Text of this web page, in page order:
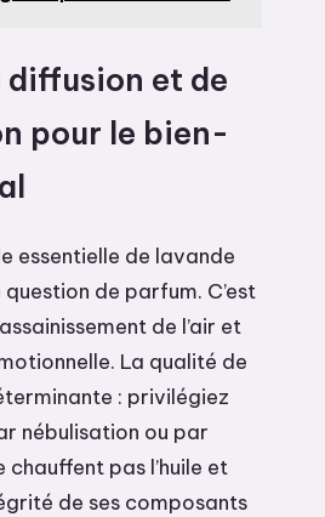
diffusion et de
pour le bien-
essentielle de lavande
question de parfum. C’est
de l’air et
La qualité de
: privilégiez
nébulisation ou par
chauffent pas l’huile et
de ses composants